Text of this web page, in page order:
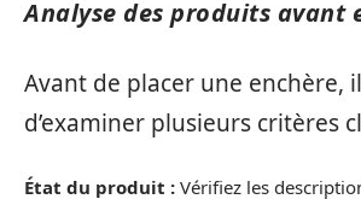
Analyse des produits avant
Avant de placer une enchère,
d’examiner plusieurs critères
État du produit : Vérifiez les